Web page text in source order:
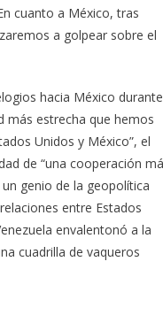
cuanto a México, tras
a golpear sobre el
hacia México durante
más estrecha que hemos
Unidos y México”, el
de “una cooperación
genio de la geopolítica
entre Estados
envalentonó a la
cuadrilla de vaqueros